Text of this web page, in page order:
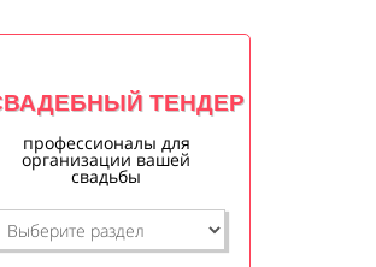
ТЕНДЕР
профессионалы для
организации вашей
свадьбы